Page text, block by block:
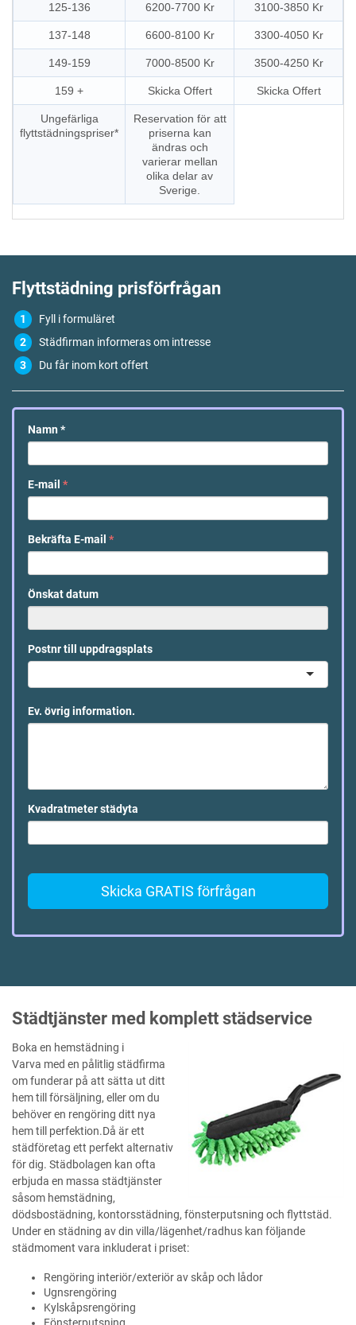
125-136 6200-7700 Kr 3100-3850 Kr
137-148 6600-8100 Kr 3300-4050 Kr
149-159 7000-8500 Kr 3500-4250 Kr
159 + Skicka Offert Skicka Offert
Ungefärliga
flyttstädningspriser*
Reservation för att
priserna kan
ändras och
varierar mellan
olika delar av
Sverige.
Flyttstädning prisförfrågan
Fyll i formuläret
Städfirman informeras om intresse
Du får inom kort offert
Namn *
E-mail *
Bekräfta E-mail *
Önskat datum
Postnr till uppdragsplats
Ev. övrig information.
Kvadratmeter städyta
Skicka GRATIS förfrågan
Städtjänster med komplett städservice
Boka en hemstädning i
Varva med en pålitlig städfirma
om funderar på att sätta ut ditt
hem till försäljning, eller om du
behöver en rengöring ditt nya
hem till perfektion.Då är ett
städföretag ett perfekt alternativ
för dig. Städbolagen kan ofta
erbjuda en massa städtjänster
såsom hemstädning,
dödsbostädning, kontorsstädning, fönsterputsning och flyttstäd.
Under en städning av din villa/lägenhet/radhus kan följande
städmoment vara inkluderat i priset:
Rengöring interiör/exteriör av skåp och lådor
Ugnsrengöring
Kylskåpsrengöring